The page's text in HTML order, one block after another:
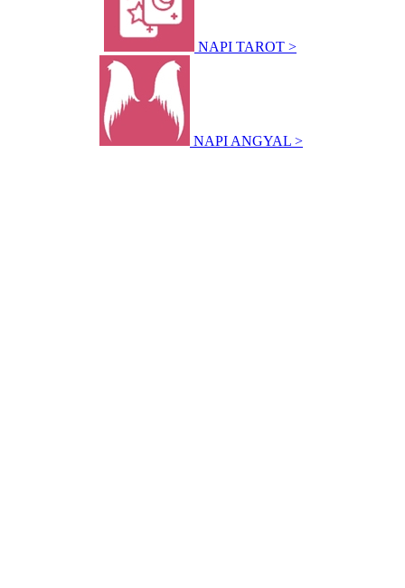
NAPI TAROT >
NAPI ANGYAL >